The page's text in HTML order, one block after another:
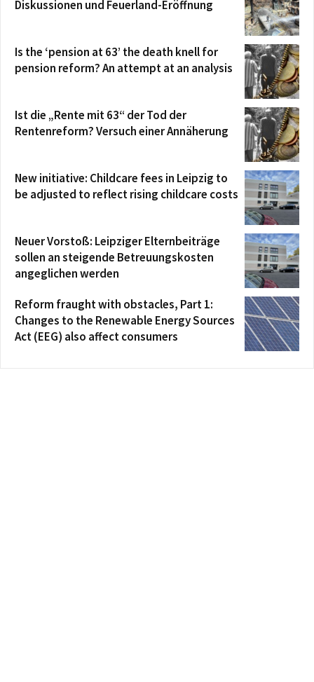
Diskussionen und Feuerland-Eröffnung
Is the ‘pension at 63’ the death knell for
pension reform? An attempt at an analysis
Ist die „Rente mit 63“ der Tod der
Rentenreform? Versuch einer Annäherung
New initiative: Childcare fees in Leipzig to
be adjusted to reflect rising childcare costs
Neuer Vorstoß: Leipziger Elternbeiträge
sollen an steigende Betreuungskosten
angeglichen werden
Reform fraught with obstacles, Part 1:
Changes to the Renewable Energy Sources
Act (EEG) also affect consumers